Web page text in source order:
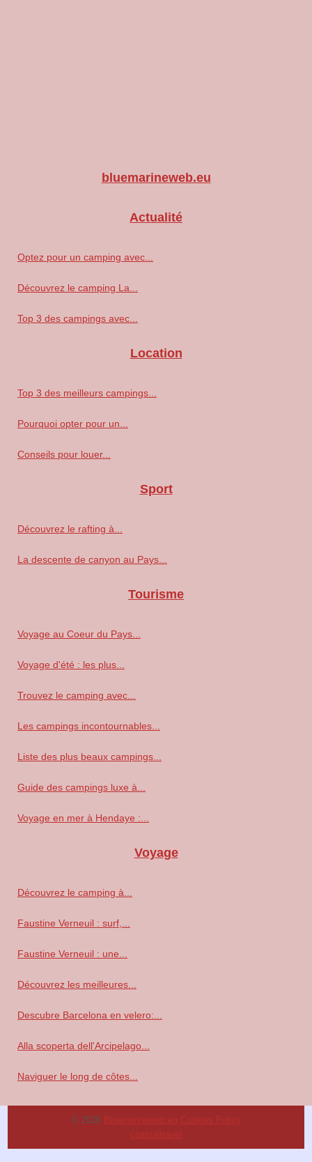
bluemarineweb.eu
Actualité
Optez pour un camping avec...
Découvrez le camping La...
Top 3 des campings avec...
Location
Top 3 des meilleurs campings...
Pourquoi opter pour un...
Conseils pour louer...
Sport
Découvrez le rafting à...
La descente de canyon au Pays...
Tourisme
Voyage au Coeur du Pays...
Voyage d'été : les plus...
Trouvez le camping avec...
Les campings incontournables...
Liste des plus beaux campings...
Guide des campings luxe à...
Voyage en mer à Hendaye :...
Voyage
Découvrez le camping à...
Faustine Verneuil : surf,...
Faustine Verneuil : une...
Découvrez les meilleures...
Descubre Barcelona en velero:...
Alla scoperta dell'Arcipelago...
Naviguer le long de côtes...
© 2026 Bluemarineweb.eu Cookies Policy
coastaltravel